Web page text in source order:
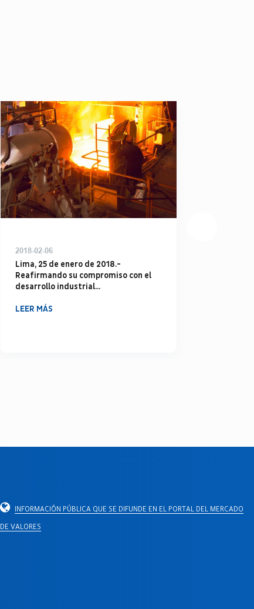
2018-02-06
Lima, 25 de enero de 2018.-
Reafirmando su compromiso con el
desarrollo industrial...
LEER MÁS
INFORMACIÓN PÚBLICA QUE SE DIFUNDE EN EL PORTAL DEL MERCADO
DE VALORES